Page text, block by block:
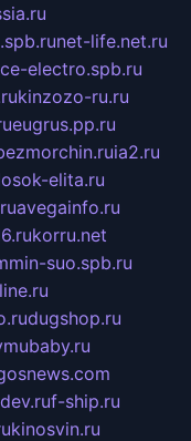
net-life.net.ru
electro.spb.ru
kinzozo-ru.ru
eugrus.pp.ru
ia2.ru
elita.ru
avegainfo.ru
korru.net
suo.spb.ru
dugshop.ru
f-ship.ru
kinosvin.ru